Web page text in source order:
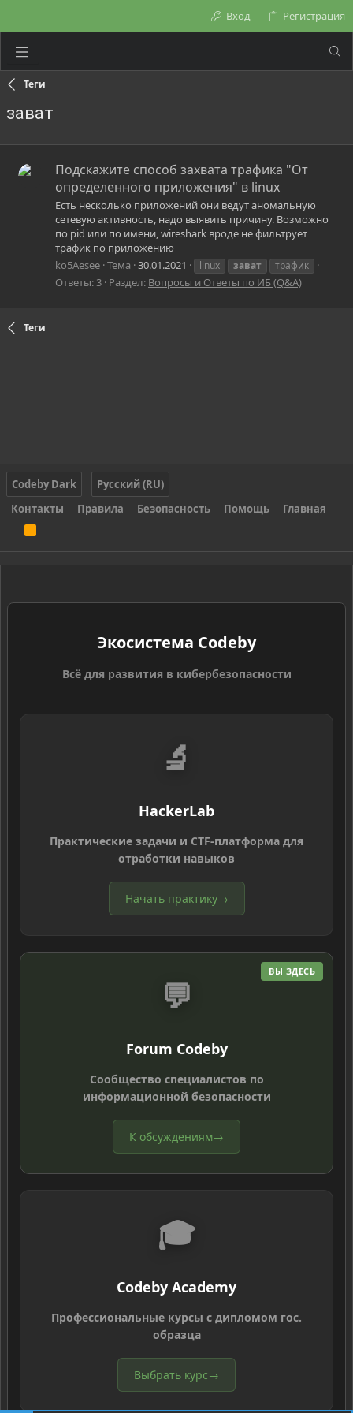
Вход Регистрация
Теги
зават
Подскажите способ захвата трафика "От
определенного приложения" в linux
Есть несколько приложений они ведут аномальную
сетевую активность, надо выявить причину. Возможно
по pid или по имени, wireshark вроде не фильтрует
трафик по приложению
ko5Aesee Тема 30.01.2021 linux зават трафик
Ответы: 3 Раздел: Вопросы и Ответы по ИБ (Q&A)
Теги
Codeby Dark
Русский (RU)
Контакты
Правила Безопасность Помощь Главная
S
Экосистема Codeby
Всё для развития в кибербезопасности
🔬
HackerLab
Практические задачи и CTF-платформа для
отработки навыков
Начать практику→
ВЫ ЗДЕСЬ
💬
Forum Codeby
Сообщество специалистов по
информационной безопасности
К обсуждениям→
🎓
Codeby Academy
Профессиональные курсы с дипломом гос.
образца
Выбрать курс→